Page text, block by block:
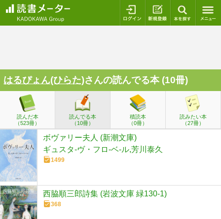
ログイン 新規登録
はるぴょん(ひらた)さんの読んでる本 (10冊)
読んだ本
（523冊）
読んでる本
（10冊）
積読本
（0冊）
読みたい本
（27冊）
ボヴァリー夫人 (新潮文庫)
ギュスタ-ヴ・フロ-ベ-ル,芳川泰久
1499
西脇順三郎詩集 (岩波文庫 緑130-1)
368